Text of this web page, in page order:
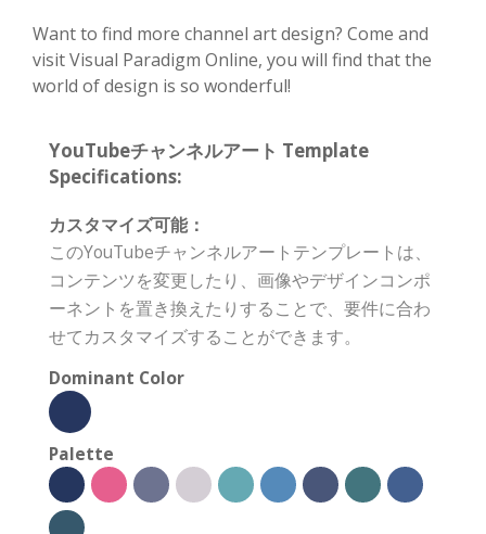
Want to find more channel art design? Come and
visit Visual Paradigm Online, you will find that the
world of design is so wonderful!
YouTubeチャンネルアート Template
Specifications:
カスタマイズ可能：
このYouTubeチャンネルアートテンプレートは、
コンテンツを変更したり、画像やデザインコンポ
ーネントを置き換えたりすることで、要件に合わ
せてカスタマイズすることができます。
Dominant Color
Palette